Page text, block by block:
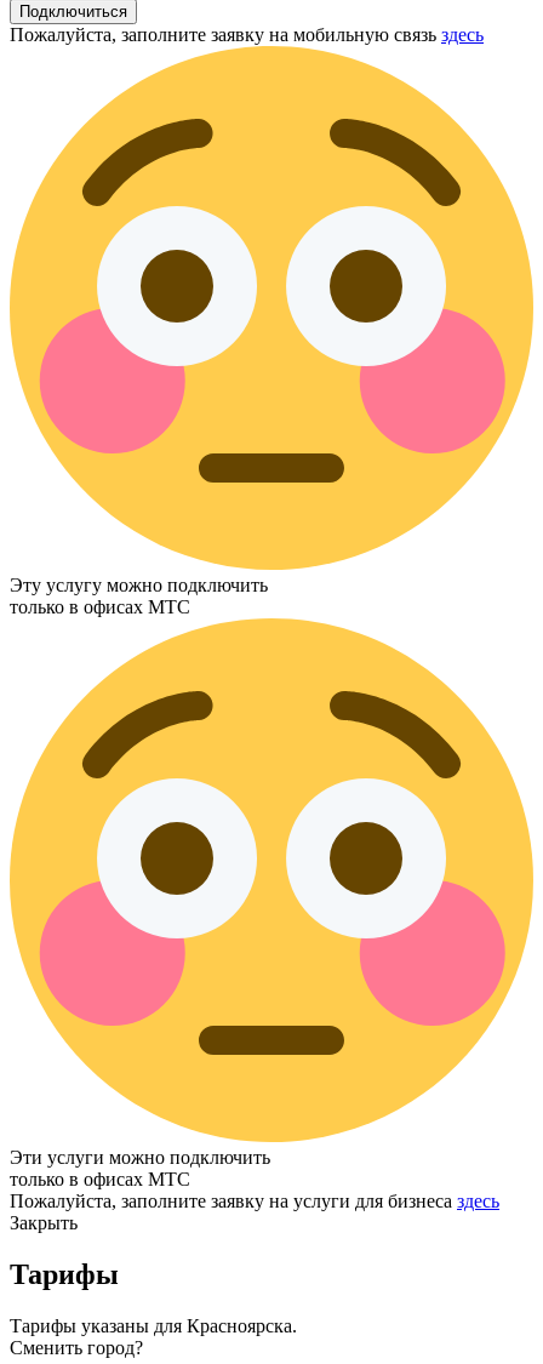
Подключиться
Пожалуйста, заполните заявку на мобильную связь здесь
Эту услугу можно подключить
только в офисах МТС
Эти услуги можно подключить
только в офисах МТС
Пожалуйста, заполните заявку на услуги для бизнеса здесь
Закрыть
Тарифы
Тарифы указаны для Красноярска.
Сменить город?